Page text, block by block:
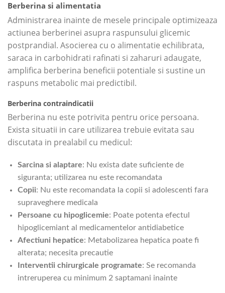
Berberina si alimentatia
Administrarea inainte de mesele principale optimizeaza
actiunea berberinei asupra raspunsului glicemic
postprandial. Asocierea cu o alimentatie echilibrata,
saraca in carbohidrati rafinati si zaharuri adaugate,
amplifica berberina beneficii potentiale si sustine un
raspuns metabolic mai predictibil.
Berberina contraindicatii
Berberina nu este potrivita pentru orice persoana.
Exista situatii in care utilizarea trebuie evitata sau
discutata in prealabil cu medicul:
Sarcina si alaptare: Nu exista date suficiente de
siguranta; utilizarea nu este recomandata
Copii: Nu este recomandata la copii si adolescenti fara
supraveghere medicala
Persoane cu hipoglicemie: Poate potenta efectul
hipoglicemiant al medicamentelor antidiabetice
Afectiuni hepatice: Metabolizarea hepatica poate fi
alterata; necesita precautie
Interventii chirurgicale programate: Se recomanda
intreruperea cu minimum 2 saptamani inainte